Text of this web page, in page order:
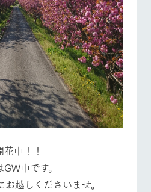
中！！
中です。
越しくださいませ。